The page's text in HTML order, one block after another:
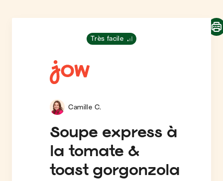
Très facile
Camille C.
Soupe express à
la tomate &
toast gorgonzola